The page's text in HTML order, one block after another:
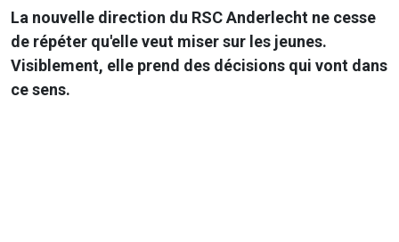
La nouvelle direction du RSC Anderlecht ne cesse
de répéter qu'elle veut miser sur les jeunes.
Visiblement, elle prend des décisions qui vont dans
ce sens.